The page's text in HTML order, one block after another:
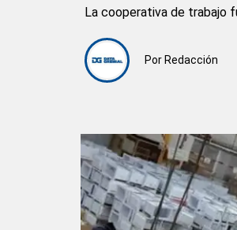
La cooperativa de trabajo
Por Redacción